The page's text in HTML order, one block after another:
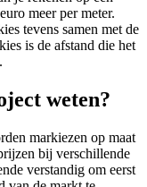
meer per meter.
tevens samen met de
is de afstand die het
.
weten?
markiezen op maat
bij verschillende
verstandig om eerst